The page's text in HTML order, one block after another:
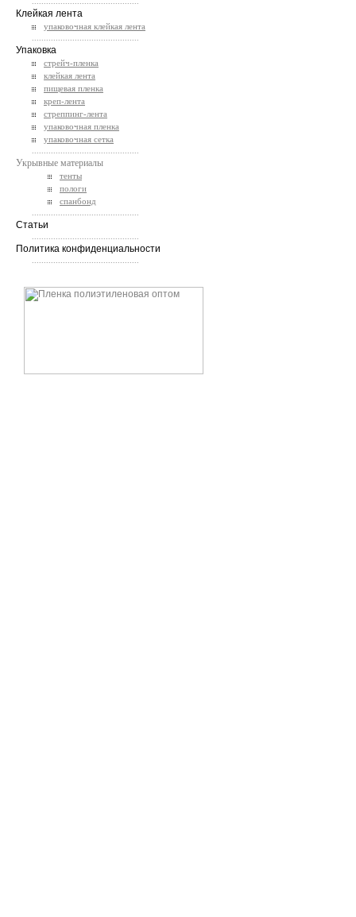
Клейкая лента
упаковочная клейкая лента
Упаковка
стрейч-пленка
клейкая лента
пищевая пленка
креп-лента
стреппинг-лента
упаковочная пленка
упаковочная сетка
Укрывные материалы
тенты
пологи
спанбонд
Статьи
Политика конфиденциальности